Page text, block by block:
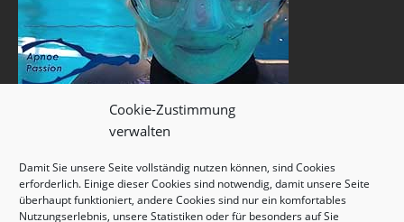
Cookie-Zustimmung
verwalten
Damit Sie unsere Seite vollständig nutzen können, sind Cookies
erforderlich. Einige dieser Cookies sind notwendig, damit unsere Seite
überhaupt funktioniert, andere Cookies sind nur ein komfortables
Nutzungserlebnis, unsere Statistiken oder für besonders auf Sie